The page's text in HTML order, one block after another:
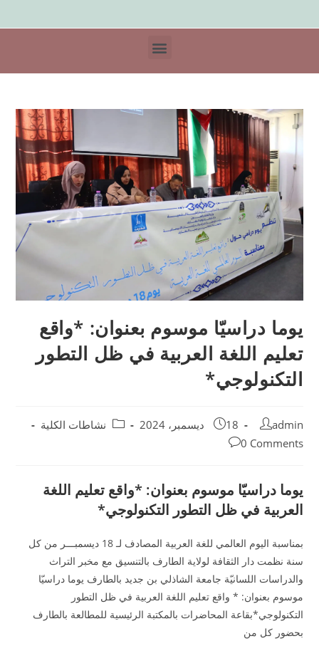
يوما دراسيّا موسوم بعنوان: *واقع
تعليم اللغة العربية في ظل التطور
التكنولوجي*
admin 18 ديسمبر، 2024
نشاطات الكلية
0 Comments
يوما دراسيّا موسوم بعنوان: *واقع تعليم اللغة
العربية في ظل التطور التكنولوجي*
بمناسبة اليوم العالمي للغة العربية المصادف لـ 18 ديسمبـــر من كل
سنة نظمت دار الثقافة لولاية الطارف بالتنسيق مع مخبر التراث
والدراسات اللسانيّة جامعة الشاذلي بن جديد بالطارف يوما دراسيّا
موسوم بعنوان: * واقع تعليم اللغة العربية في ظل التطور
التكنولوجي*بقاعة المحاضرات بالمكتبة الرئيسية للمطالعة بالطارف
بحضور كل من